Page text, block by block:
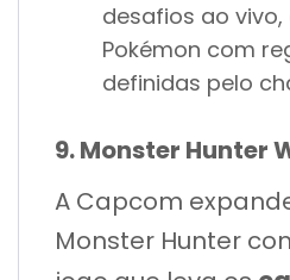
desafios ao
Pokémon com
definidas pelo
9. Monster Hunter
A Capcom
Monster Hunter